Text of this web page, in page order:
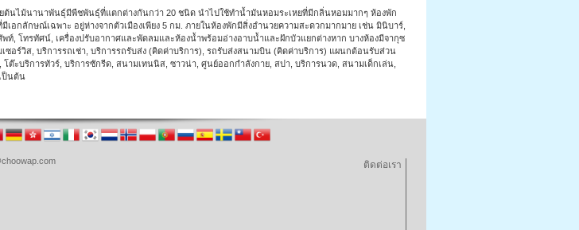
ต้นไม้นานาพันธุ์มีพืชพันธุ์ที่แตกต่างกันกว่า 20 ชนิด นำไปใช้ทำน้ำมันหอมระเหยที่มีกลิ่นหอมมากๆ ห้องพัก
เอกลักษณ์เฉพาะ อยู่ห่างจากตัวเมืองเพียง 5 กม. ภายในห้องพักมีสิ่งอำนวยความสะดวกมากมาย เช่น มินิบาร์,
ท์, โทรทัศน์, เครื่องปรับอากาศและพัดลมและห้องน้ำพร้อมอ่างอาบน้ำและฝักบัวแยกต่างหาก บางห้องมีจากุซ
เซอร์วิส, บริการรถเช่า, บริการรถรับส่ง (คิดค่าบริการ), รถรับส่งสนามบิน (คิดค่าบริการ) แผนกต้อนรับส่วน
โต๊ะบริการทัวร์, บริการซักรีด, สนามเทนนิส, ซาวน่า, ศูนย์ออกกำลังกาย, สปา, บริการนวด, สนามเด็กเล่น,
ป็นต้น
ติดต่อเรา